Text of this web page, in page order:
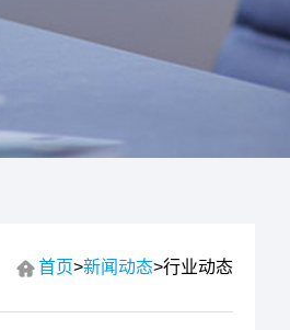
首页>新闻动态>行业动态